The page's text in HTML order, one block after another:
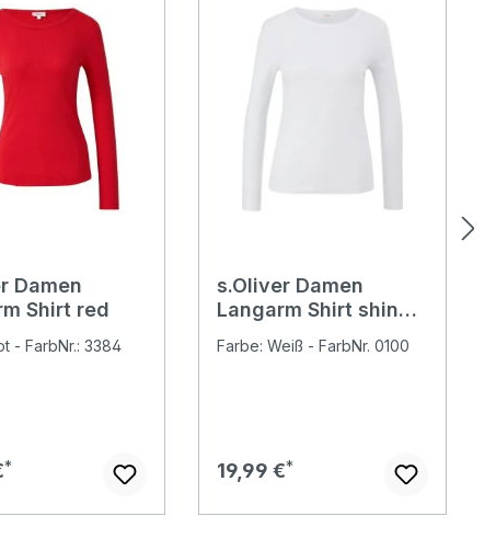
Damen
Shirt red
- FarbNr.: 3384
Preis:
s.Oliver Damen
Langarm Shirt shiny
Farbe: Weiß - FarbNr. 0100
Regulärer Preis:
19,99 €